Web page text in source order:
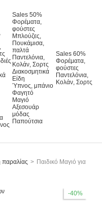
Sales 50%
Φορέματα,
φούστες
Μπλούζες,
Πουκάμισα,
παλτά
Παντελόνια,
Κολάν, Σορτς
Διακοσμητικά
Είδη
Ύπνος, μπάνιο
Φαγητό
Μαγιό
Αξεσουάρ
μόδας
Παπούτσια
Sales 60%
Φορέματα,
φούστες
Παντελόνια,
Κολάν, Σορτς
παραλίας > Παιδικό Μαγιό για
-40%